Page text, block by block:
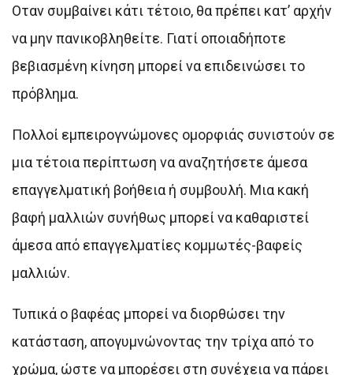
Οταν συμβαίνει κάτι τέτοιο, θα πρέπει κατ’ αρχήν
να μην πανικοβληθείτε. Γιατί οποιαδήποτε
βεβιασμένη κίνηση μπορεί να επιδεινώσει το
πρόβλημα.
Πολλοί εμπειρογνώμονες ομορφιάς συνιστούν σε
μια τέτοια περίπτωση να αναζητήσετε άμεσα
επαγγελματική βοήθεια ή συμβουλή. Μια κακή
βαφή μαλλιών συνήθως μπορεί να καθαριστεί
άμεσα από επαγγελματίες κομμωτές-βαφείς
μαλλιών.
Τυπικά ο βαφέας μπορεί να διορθώσει την
κατάσταση, απογυμνώνοντας την τρίχα από το
χρώμα, ώστε να μπορέσει στη συνέχεια να πάρει